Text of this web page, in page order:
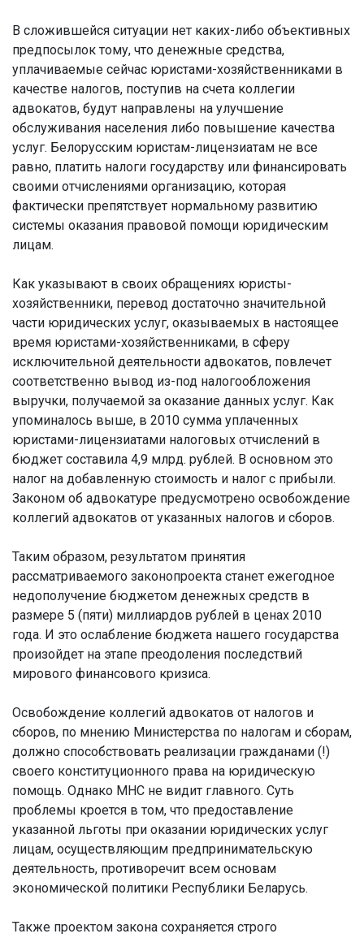
В сложившейся ситуации нет каких-либо объективных
предпосылок тому, что денежные средства,
уплачиваемые сейчас юристами-хозяйственниками в
качестве налогов, поступив на счета коллегии
адвокатов, будут направлены на улучшение
обслуживания населения либо повышение качества
услуг. Белорусским юристам-лицензиатам не все
равно, платить налоги государству или финансировать
своими отчислениями организацию, которая
фактически препятствует нормальному развитию
системы оказания правовой помощи юридическим
лицам.
Как указывают в своих обращениях юристы-
хозяйственники, перевод достаточно значительной
части юридических услуг, оказываемых в настоящее
время юристами-хозяйственниками, в сферу
исключительной деятельности адвокатов, повлечет
соответственно вывод из-под налогообложения
выручки, получаемой за оказание данных услуг. Как
упоминалось выше, в 2010 сумма уплаченных
юристами-лицензиатами налоговых отчислений в
бюджет составила 4,9 млрд. рублей. В основном это
налог на добавленную стоимость и налог с прибыли.
Законом об адвокатуре предусмотрено освобождение
коллегий адвокатов от указанных налогов и сборов.
Таким образом, результатом принятия
рассматриваемого законопроекта станет ежегодное
недополучение бюджетом денежных средств в
размере 5 (пяти) миллиардов рублей в ценах 2010
года. И это ослабление бюджета нашего государства
произойдет на этапе преодоления последствий
мирового финансового кризиса.
Освобождение коллегий адвокатов от налогов и
сборов, по мнению Министерства по налогам и сборам,
должно способствовать реализации гражданами (!)
своего конституционного права на юридическую
помощь. Однако МНС не видит главного. Суть
проблемы кроется в том, что предоставление
указанной льготы при оказании юридических услуг
лицам, осуществляющим предпринимательскую
деятельность, противоречит всем основам
экономической политики Республики Беларусь.
Также проектом закона сохраняется строго